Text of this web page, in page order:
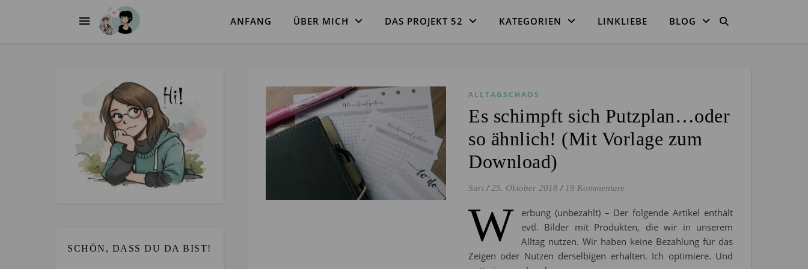
ANFANG ÜBER MICH DAS PROJEKT 52 KATEGORIEN LINKLIEBE BLOG
SCHÖN, DASS DU DA BIST!
ALLTAGSCHAOS
Es schimpft sich Putzplan…oder
so ähnlich! (Mit Vorlage zum
Download)
Sari / 25. Oktober 2018 / 19 Kommentare
W
erbung (unbezahlt) – Der folgende Artikel enthält
evtl. Bilder mit Produkten, die wir in unserem
Alltag nutzen. Wir haben keine Bezahlung für das
Zeigen oder Nutzen derselbigen erhalten. Ich optimiere. Und